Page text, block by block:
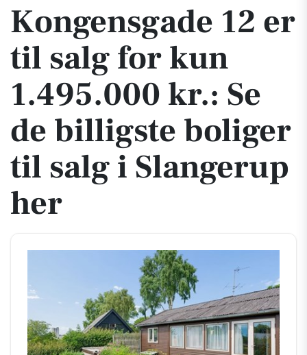
Kongensgade 12 er
til salg for kun
1.495.000 kr.: Se
de billigste boliger
til salg i Slangerup
her